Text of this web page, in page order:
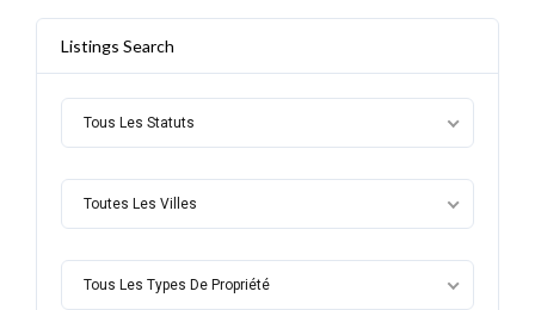
Listings Search
Tous Les Statuts
Toutes Les Villes
Tous Les Types De Propriété